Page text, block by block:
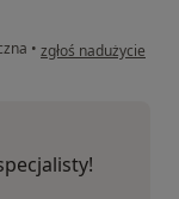
• w opinii użytkownika
zgłoś nadużycie